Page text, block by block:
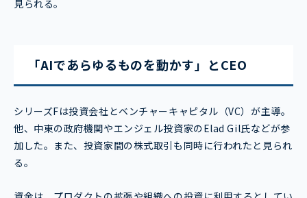
見られる。
「AIであらゆるものを動かす」とCEO
シリーズFは投資会社とベンチャーキャピタル（VC）が主導。
他、中東の政府機関やエンジェル投資家のElad Gil氏などが参
加した。また、投資家間の株式取引も同時に行われたと見られ
る。